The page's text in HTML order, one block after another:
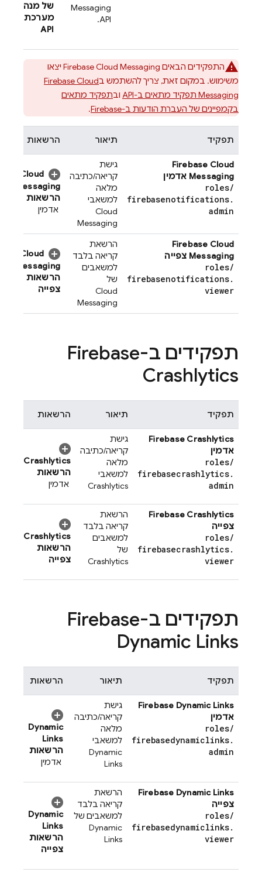
Messaging
API.
של מנהל
מערכת של
API
התפקידים הבאים Firebase Cloud Messaging יצאו
משימוש. במקום זאת, צריך להשתמש בFirebase Cloud
Messaging תפקיד מתאים ב-API ובתפקיד מתאים
בקמפיינים של העברת הודעות ב-Firebase
.
תפקיד תיאור הרשאות
Firebase Cloud
Messaging אדמין
roles/
firebasenotifications.
admin
גישת
קריאה/כתיבה
מלאה
למשאבי
Cloud
Messaging
Cloud
Messaging
הרשאות
אדמין
Firebase Cloud
Messaging צפייה
roles/
firebasenotifications.
viewer
הרשאת
קריאה בלבד
למשאבים
של
Cloud
Messaging
Cloud
Messaging
הרשאות
צפייה
תפקידים ב-Firebase
Crashlytics
תפקיד תיאור הרשאות
Firebase Crashlytics
אדמין
roles/
firebasecrashlytics.
admin
גישת
קריאה/כתיבה
מלאה
למשאבי
Crashlytics
Crashlytics
הרשאות
אדמין
Firebase Crashlytics
צפייה
roles/
firebasecrashlytics.
viewer
הרשאת
קריאה בלבד
למשאבים
של
Crashlytics
Crashlytics
הרשאות
צפייה
תפקידים ב-Firebase
Dynamic Links
תפקיד תיאור הרשאות
Firebase Dynamic Links
אדמין
roles/
firebasedynamiclinks.
admin
גישת
קריאה/כתיבה
מלאה
למשאבי
Dynamic
Links
Dynamic
Links
הרשאות
אדמין
Firebase Dynamic Links
צפייה
roles/
firebasedynamiclinks.
viewer
הרשאת
קריאה בלבד
למשאבים של
Dynamic
Links
Dynamic
Links
הרשאות
צפייה